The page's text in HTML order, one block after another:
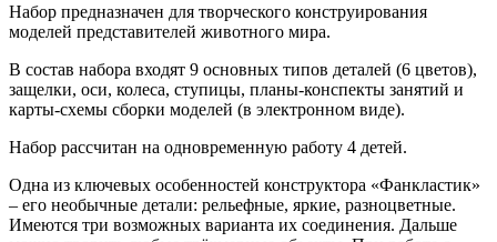
Набор предназначен для творческого конструирования
моделей представителей животного мира.
В состав набора входят 9 основных типов деталей (6 цветов),
защелки, оси, колеса, ступицы, планы-конспекты занятий и
карты-схемы сборки моделей (в электронном виде).
Набор рассчитан на одновременную работу 4 детей.
Одна из ключевых особенностей конструктора «Фанкластик»
– его необычные детали: рельефные, яркие, разноцветные.
Имеются три возможных варианта их соединения. Дальше